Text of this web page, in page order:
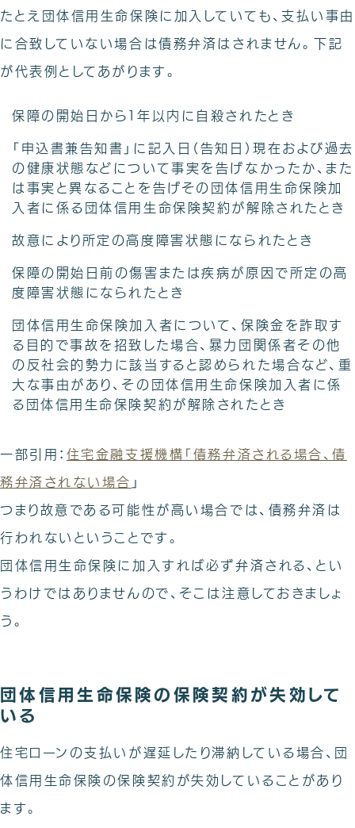
たとえ団体信用生命保険に加入していても、支払い事由
に合致していない場合は債務弁済はされません。下記
が代表例としてあがります。
保障の開始日から１年以内に自殺されたとき
「申込書兼告知書」に記入日（告知日）現在および過去
の健康状態などについて事実を告げなかったか、また
は事実と異なることを告げその団体信用生命保険加
入者に係る団体信用生命保険契約が解除されたとき
故意により所定の高度障害状態になられたとき
保障の開始日前の傷害または疾病が原因で所定の高
度障害状態になられたとき
団体信用生命保険加入者について、保険金を詐取す
る目的で事故を招致した場合、暴力団関係者その他
の反社会的勢力に該当すると認められた場合など、重
大な事由があり、その団体信用生命保険加入者に係
る団体信用生命保険契約が解除されたとき
一部引用： 住宅金融支援機構「債務弁済される場合、債
務弁済されない場合 」
つまり故意である可能性が高い場合では、債務弁済は
行われないということです。
団体信用生命保険に加入すれば必ず弁済される、とい
うわけではありませんので、そこは注意しておきましょ
う。
団体信用生命保険の保険契約が失効して
いる
住宅ローンの支払いが遅延したり滞納している場合、団
体信用生命保険の保険契約が失効していることがあり
ます。